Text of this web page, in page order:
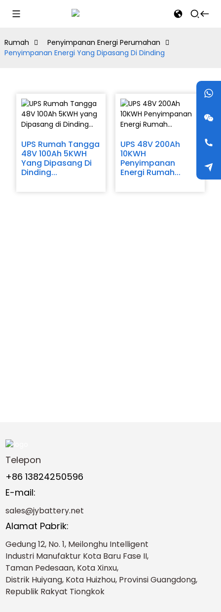
Rumah
Penyimpanan Energi Perumahan
Penyimpanan Energi Yang Dipasang Di Dinding
UPS Rumah Tangga
48V 100Ah 5KWH
Yang Dipasang Di
Dinding...
UPS 48V 200Ah
10KWH
Penyimpanan
Energi Rumah...
Telepon
+86 13824250596
E-mail:
sales@jybattery.net
Alamat Pabrik:
Gedung 12, No. 1, Meilonghu Intelligent
Industri Manufaktur Kota Baru Fase II,
Taman Pedesaan, Kota Xinxu,
Distrik Huiyang, Kota Huizhou, Provinsi Guangdong,
Republik Rakyat Tiongkok